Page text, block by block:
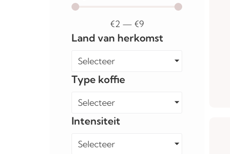
€2 — €9
Land van herkomst
Selecteer
Type koffie
Selecteer
Intensiteit
Selecteer